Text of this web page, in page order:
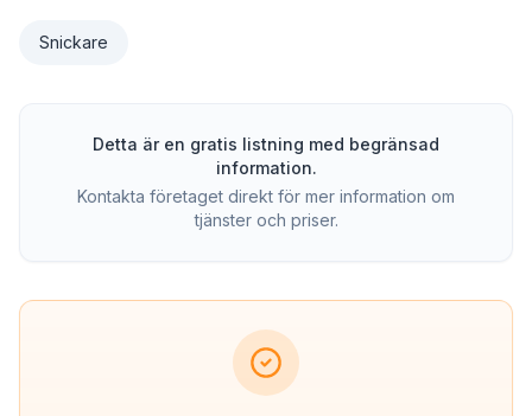
Snickare
Detta är en gratis listning med begränsad
information.
Kontakta företaget direkt för mer information om
tjänster och priser.